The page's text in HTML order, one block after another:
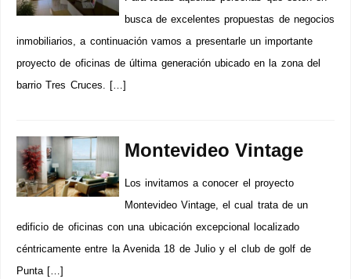
busca de excelentes propuestas de negocios
inmobiliarios, a continuación vamos a presentarle un importante
proyecto de oficinas de última generación ubicado en la zona del
barrio Tres Cruces. […]
Montevideo Vintage
Los invitamos a conocer el proyecto
Montevideo Vintage, el cual trata de un
edificio de oficinas con una ubicación excepcional localizado
céntricamente entre la Avenida 18 de Julio y el club de golf de
Punta […]